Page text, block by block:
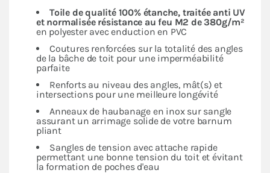
Toile de qualité 100% étanche, traitée anti UV
et normalisée résistance au feu M2 de 380g/m²
en polyester avec enduction en PVC
Coutures renforcées sur la totalité des angles
de la bâche de toit pour une imperméabilité
parfaite
Renforts au niveau des angles, mât(s) et
intersections pour une meilleure longévité
Anneaux de haubanage en inox sur sangle
assurant un arrimage solide de votre barnum
pliant
Sangles de tension avec attache rapide
permettant une bonne tension du toit et évitant
la formation de poches d'eau